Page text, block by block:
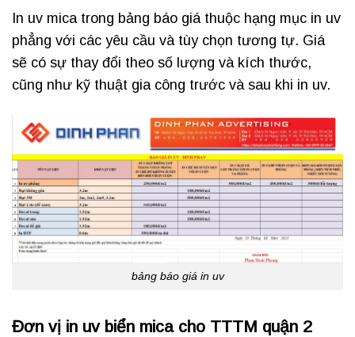
In uv mica trong bảng báo giá thuộc hạng mục in uv
phẳng với các yêu cầu và tùy chọn tương tự. Giá
sẽ có sự thay đổi theo số lượng và kích thước,
cũng như kỹ thuật gia công trước và sau khi in uv.
bảng báo giá in uv
Đơn vị in uv biển mica cho TTTM quận 2